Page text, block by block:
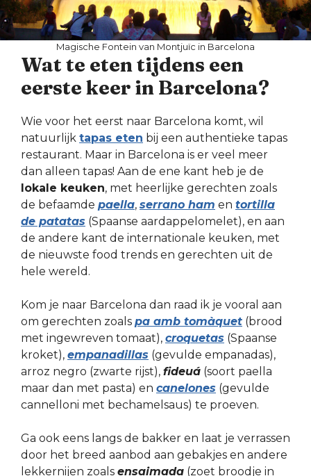
Magische Fontein van Montjuïc in Barcelona
Wat te eten tijdens een
eerste keer in Barcelona?
Wie voor het eerst naar Barcelona komt, wil
natuurlijk tapas eten bij een authentieke tapas
restaurant. Maar in Barcelona is er veel meer
dan alleen tapas! Aan de ene kant heb je de
lokale keuken, met heerlijke gerechten zoals
de befaamde paella, serrano ham en tortilla
de patatas (Spaanse aardappelomelet), en aan
de andere kant de internationale keuken, met
de nieuwste food trends en gerechten uit de
hele wereld.
Kom je naar Barcelona dan raad ik je vooral aan
om gerechten zoals pa amb tomàquet (brood
met ingewreven tomaat), croquetas (Spaanse
kroket), empanadillas (gevulde empanadas),
arroz negro (zwarte rijst), fideuá (soort paella
maar dan met pasta) en canelones (gevulde
cannelloni met bechamelsaus) te proeven.
Ga ook eens langs de bakker en laat je verrassen
door het breed aanbod aan gebakjes en andere
lekkernijen zoals ensaimada (zoet broodje in